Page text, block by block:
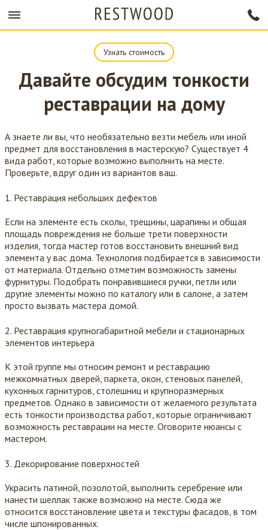
Узнать стоимость
Давайте обсудим тонкости
реставрации на дому
А знаете ли вы, что необязательно везти мебель или иной
предмет для восстановления в мастерскую? Существует 4
вида работ, которые возможно выполнить на месте.
Проверьте, вдруг один из вариантов ваш.
Реставрация небольших дефектов
Если на элементе есть сколы, трещины, царапины и общая
площадь повреждения не больше трети поверхности
изделия, тогда мастер готов восстановить внешний вид
элемента у вас дома. Технология подбирается в зависимости
от материала. Отдельно отметим возможность замены
фурнитуры. Подобрать понравившиеся ручки, петли или
другие элементы можно по каталогу или в салоне, а затем
просто вызвать мастера домой.
Реставрация крупногабаритной мебели и стационарных
элементов интерьера
К этой группе мы относим ремонт и реставрацию
межкомнатных дверей, паркета, окон, стеновых панелей,
кухонных гарнитуров, столешниц и крупноразмерных
предметов. Однако в зависимости от желаемого результата
есть тонкости производства работ, которые ограничивают
возможность реставрации на месте. Оговорите нюансы с
мастером.
Декорирование поверхностей
Украсить патиной, позолотой, выполнить серебрение или
нанести шеллак также возможно на месте. Сюда же
относится восстановление цвета и текстуры фасадов, в том
числе шпонированных.